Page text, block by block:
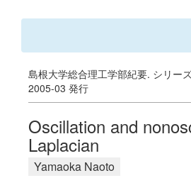
島根大学総合理工学部紀要. シリー
2005-03 発行
Oscillation and
Laplacian
Yamaoka Naoto